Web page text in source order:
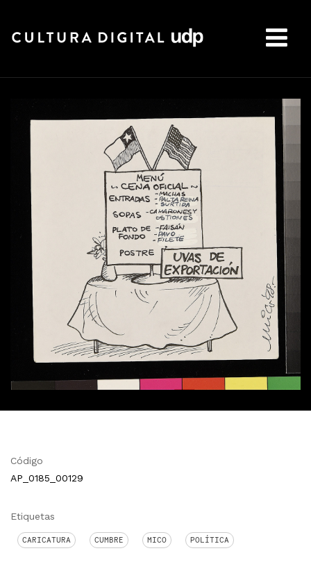
Código
AP_0185_00129
Etiquetas
CARICATURA CUMBRE MICO POLÍTICA